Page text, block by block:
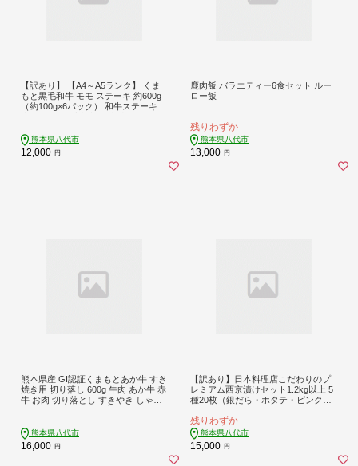
【訳あり】 【A4～A5ランク】 くま
もと黒毛和牛 モモ ステーキ 約600g
（約100g×6パック） 和牛ステーキ
熊本県八代市
12,000 円
鹿肉飯 バラエティー6食セット ルー
ロー飯
残りわずか
熊本県八代市
13,000 円
熊本県産 GI認証くまもとあか牛 すき
焼き用 切り落し 600g 牛肉 あか牛 赤
牛 お肉 切り落とし すきやき しゃぶ
熊本県八代市
16,000 円
【訳あり】日本料理店こだわりのプ
レミアム西京漬けセット1.2kg以上 5
種20枚（銀だら・ホタテ・ピンクサ
種）
残りわずか
熊本県八代市
15,000 円